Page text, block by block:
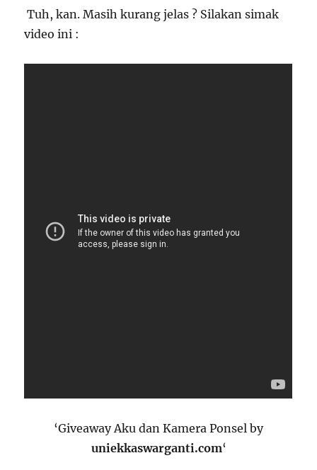
Tuh, kan. Masih kurang jelas ? Silakan simak
video ini :
‘Giveaway Aku dan Kamera Ponsel by
uniekkaswarganti.com‘